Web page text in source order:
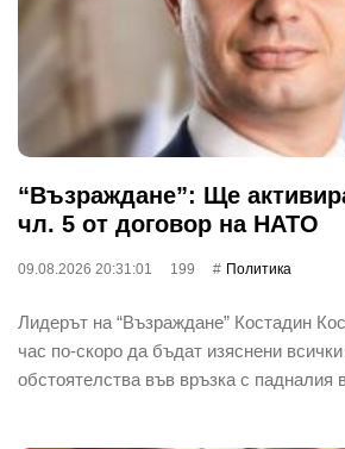
“Възраждане”: Ще
чл. 5 от договор на НАТО
09.08.2026 20:31:01 199 Политика
Лидерът на “Възраждане” Костадин
час по-скоро да бъдат изяснени
обстоятелства във връзка с